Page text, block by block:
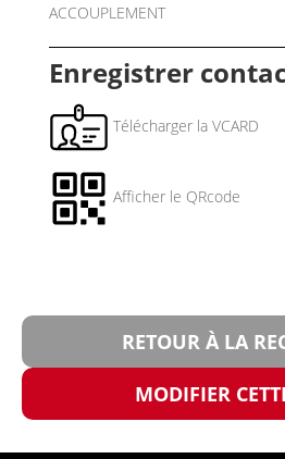
ACCOUPLEMENT
Enregistrer
Télécharger la VCARD
Afficher le QRcode
RETOUR À LA
MODIFIER